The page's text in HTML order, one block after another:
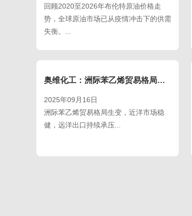
回顾2020至2026年布伦特原油价格走
势，全球原油市场已从疫情冲击下的供需
失衡。...
奥维化工：洲际苯乙烯贸易格局生变，近洋市场稳健，远洋出口持续承压
2025年09月16日
洲际苯乙烯贸易格局生变，近洋市场稳
健，远洋出口持续承压...